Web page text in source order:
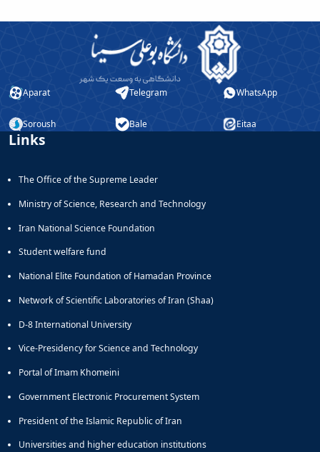
Aparat Telegram WhatsApp
Soroush Bale Eitaa
Links
The Office of the Supreme Leader
Ministry of Science, Research and Technology
Iran National Science Foundation
Student welfare fund
National Elite Foundation of Hamadan Province
Network of Scientific Laboratories of Iran (Shaa)
D-8 International University
Vice-Presidency for Science and Technology
Portal of Imam Khomeini
Government Electronic Procurement System
President of the Islamic Republic of Iran
Universities and higher education institutions